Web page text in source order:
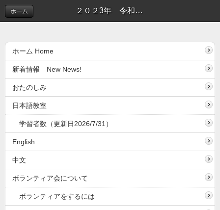
２０２3年 令和年度 松戸市日本語ボランティア会総会がおこなわれました。 | 新着情報(しんちゃくじょうほう）
ホーム
ホーム Home
新着情報 New News!
おたのしみ
日本語教室
学習者数（更新日2026/7/31）
English
中文
ボランティア会について
ボランティアをするには